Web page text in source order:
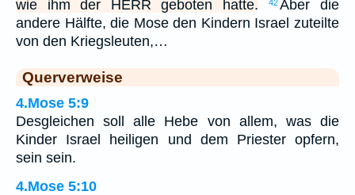
wie ihm der HERR geboten hatte. 42 Aber die
andere Hälfte, die Mose den Kindern Israel zuteilte
von den Kriegsleuten,…
Querverweise
4.Mose 5:9
Desgleichen soll alle Hebe von allem, was die
Kinder Israel heiligen und dem Priester opfern,
sein sein.
4.Mose 5:10